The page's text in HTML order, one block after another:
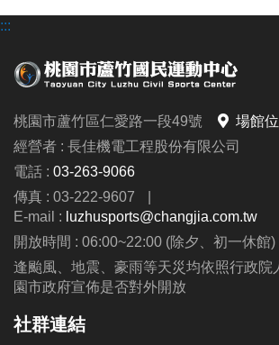
-FB : 桃園市蘆竹國民運動中心
:::
桃園市蘆竹區仁愛路一段49號
場館
經營者 : 長佳機電工程股份有限公司
電話 : 03-263-9066
傳真 : 03-222-9607
|
E-mail : luzhusports@changjia.com.tw
開放時間 : 06:00~22:00 (除夕、初一休館)
逢颱風、地震、豪雨等天災均依照行政院
園市政府宣佈是否對外開放
社群連結